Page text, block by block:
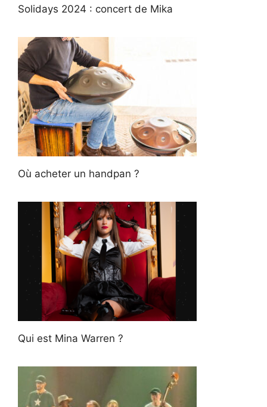
Solidays 2024 : concert de Mika
Où acheter un handpan ?
Qui est Mina Warren ?